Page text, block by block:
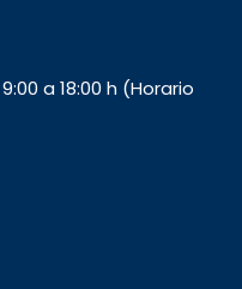
a 18:00 h (Horario